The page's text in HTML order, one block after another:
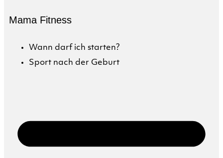
Mama Fitness
Wann darf ich starten?
Sport nach der Geburt